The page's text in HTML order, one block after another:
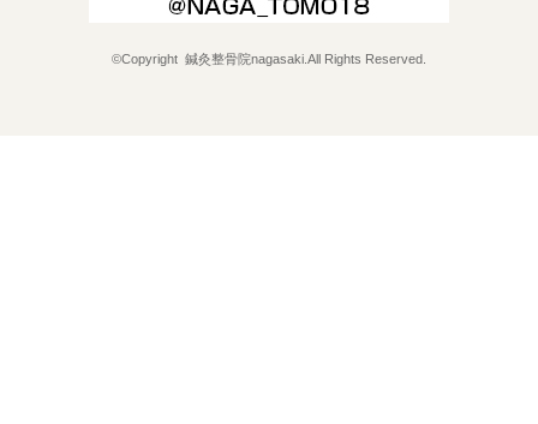
©Copyright 鍼灸整骨院nagasaki.All Rights Reserved.